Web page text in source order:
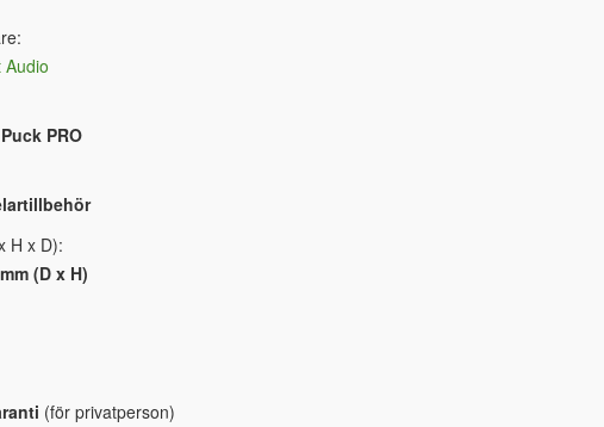
Audio
PRO
H x D):
(D x H)
(för privatperson)